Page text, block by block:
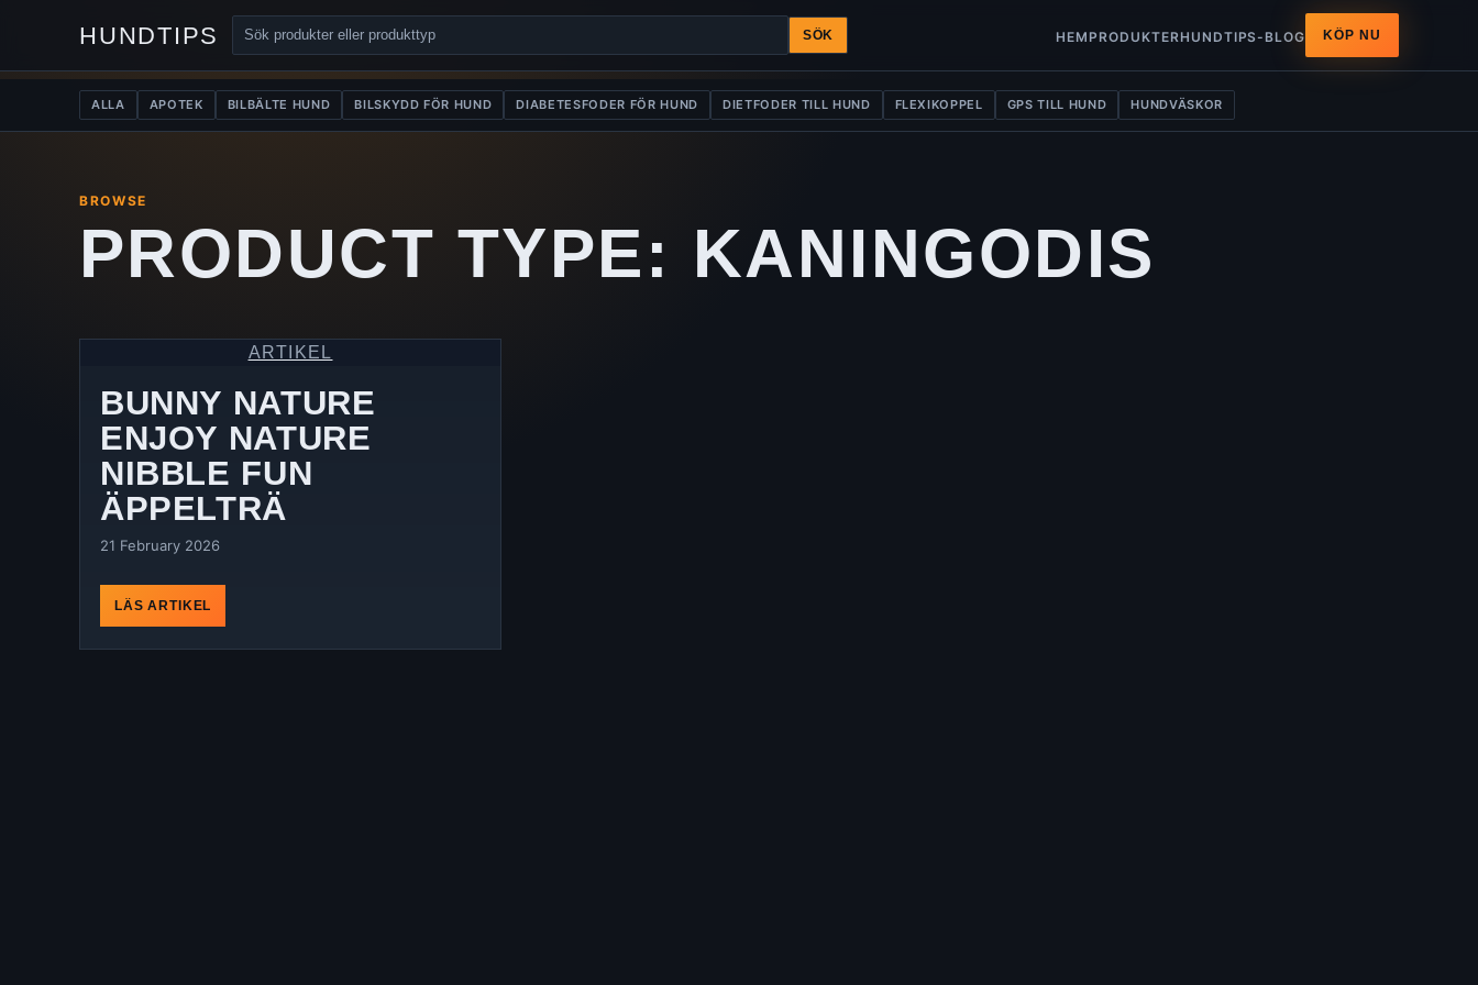
HUNDTIPS SÖK HEM PRODUKTERHUNDTIPS-BLOG KÖP NU
ALLA APOTEK BILBÄLTE HUND BILSKYDD FÖR HUND DIABETESFODER FÖR HUND DIETFODER TILL HUND FLEXIKOPPEL GPS TILL HUND HUNDVÄSKOR
BROWSE
PRODUCT TYPE: KANINGODIS
ARTIKEL
BUNNY NATURE
ENJOY NATURE
NIBBLE FUN
ÄPPELTRÄ
21 February 2026
LÄS ARTIKEL